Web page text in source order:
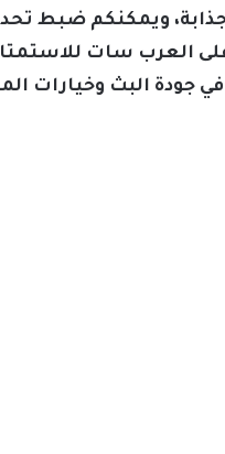
ويمكنكم ضبط
العرب سات
جودة البث وخيارات